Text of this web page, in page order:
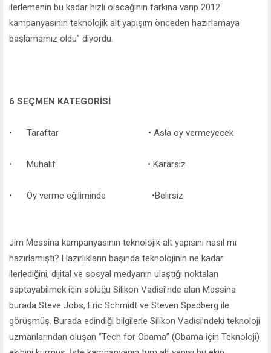
ilerlemenin bu kadar hızlı olacağının farkına varıp 2012
kampanyasının teknolojik alt yapışım önceden hazırlamaya
başlamamız oldu” diyordu.
6 SEÇMEN KATEGORİSİ
• Taraftar • Asla oy vermeyecek
• Muhalif • Kararsız
• Oy verme eğiliminde •Belirsiz
Jim Messina kampanyasının teknolojik alt yapısını nasıl mı
hazırlamıştı? Hazırlıkların başında teknolojinin ne kadar
ilerlediğini, dijital ve sosyal medyanın ulaştığı noktalan
saptayabilmek için soluğu Silikon Vadisi’nde alan Messina
burada Steve Jobs, Eric Schmidt ve Steven Spedberg ile
görüşmüş. Burada edindiği bilgilerle Silikon Vadisi’ndeki teknoloji
uzmanlarından oluşan “Tech for Obama” (Obama için Teknoloji)